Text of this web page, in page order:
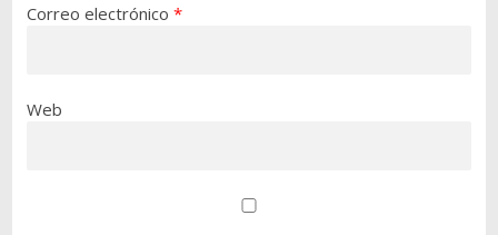
Correo electrónico *
Web